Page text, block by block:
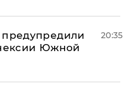
Южной
20:35